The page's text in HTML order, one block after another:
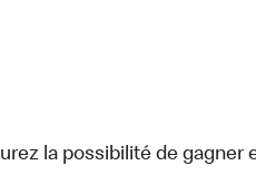
la possibilité de gagner